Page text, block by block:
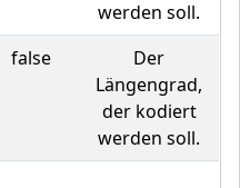
werden soll.
false
Der
Längengrad,
der kodiert
werden soll.